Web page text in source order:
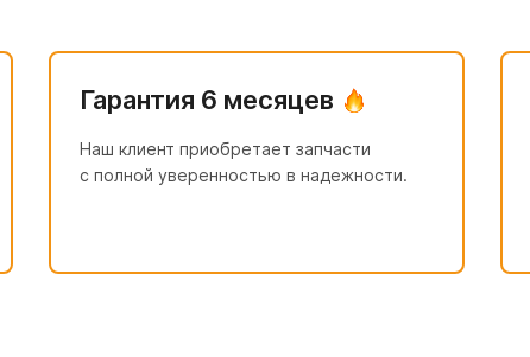
Гарантия 6 месяцев
Наш клиент приобретает запчасти
с полной уверенностью в надежности.